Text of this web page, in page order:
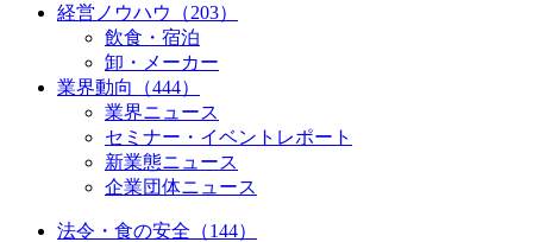
経営ノウハウ（203）
飲食・宿泊
卸・メーカー
業界動向（444）
業界ニュース
セミナー・イベントレポート
新業態ニュース
企業団体ニュース
法令・食の安全（144）